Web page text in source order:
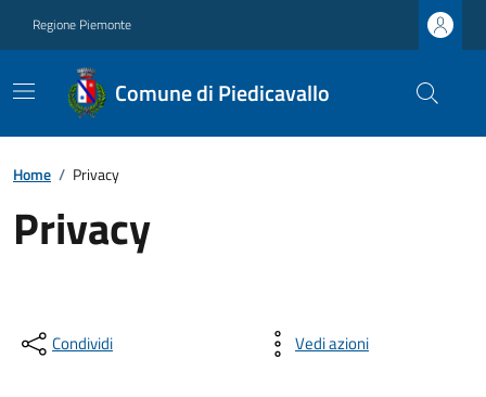
Regione Piemonte
Comune di Piedicavallo
Home / Privacy
Privacy
Condividi Vedi azioni